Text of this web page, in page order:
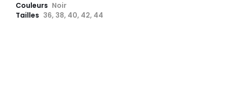
Couleurs Noir
Tailles 36, 38, 40, 42, 44